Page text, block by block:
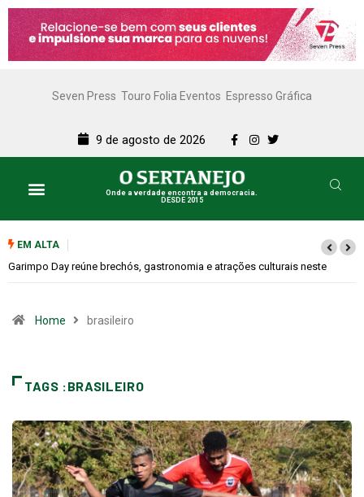
Seven Press Touro Folia Eventos Espresso Gráfica
9 de agosto de 2026
Onde a verdade encontra a democracia.
DESDE 2015
EM ALTA
Garimpo Day reúne brechós, gastronomia e atrações culturais neste
Home brasileiro
TAGS :BRASILEIRO